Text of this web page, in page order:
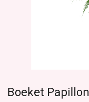
Boeket Papillon